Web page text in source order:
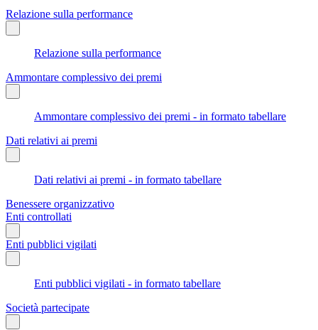
Relazione sulla performance
Relazione sulla performance
Ammontare complessivo dei premi
Ammontare complessivo dei premi - in formato tabellare
Dati relativi ai premi
Dati relativi ai premi - in formato tabellare
Benessere organizzativo
Enti controllati
Enti pubblici vigilati
Enti pubblici vigilati - in formato tabellare
Società partecipate